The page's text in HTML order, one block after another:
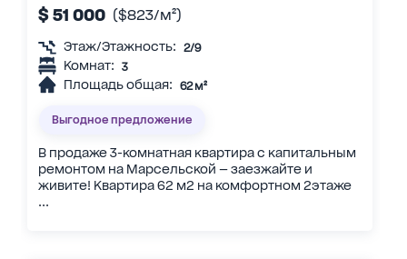
$ 51 000 ($823/м²)
Этаж/Этажность: 2/9
Комнат: 3
Площадь общая: 62 м²
Выгодное предложение
В продаже 3-комнатная квартира с капитальным
ремонтом на Марсельской — заезжайте и
живите! Квартира 62 м2 на комфортном 2этаже
...